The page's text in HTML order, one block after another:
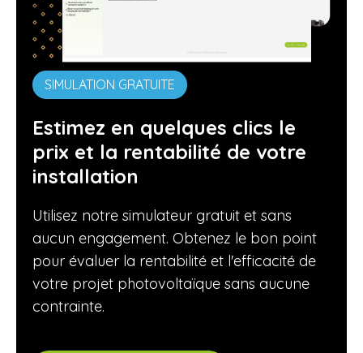
SIMULATION GRATUITE
Estimez en quelques clics le
prix et la rentabilité de votre
installation
Utilisez notre simulateur gratuit et sans
aucun engagement. Obtenez le bon point
pour évaluer la rentabilité et l'efficacité de
votre projet photovoltaïque sans aucune
contrainte.